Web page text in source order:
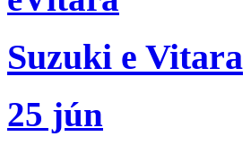
Suzuki e Vitara
25 jún